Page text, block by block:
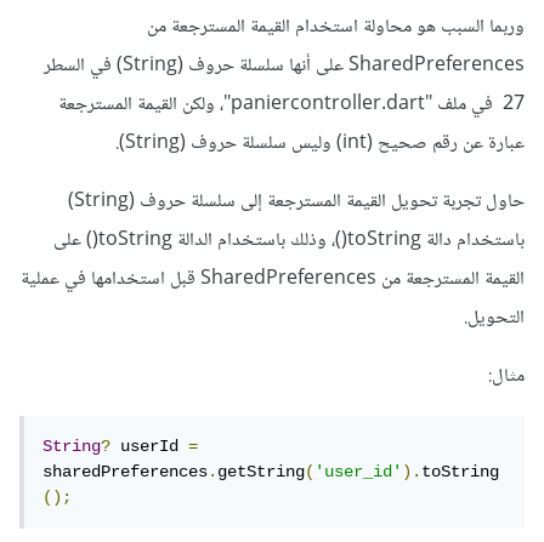
وربما السبب هو محاولة استخدام القيمة المسترجعة من
SharedPreferences على أنها سلسلة حروف (String) في السطر
27 في ملف "paniercontroller.dart"، ولكن القيمة المسترجعة
عبارة عن رقم صحيح (int) وليس سلسلة حروف (String).
حاول تجربة تحويل القيمة المسترجعة إلى سلسلة حروف (String)
باستخدام دالة toString()، وذلك باستخدام الدالة toString() على
القيمة المسترجعة من SharedPreferences قبل استخدامها في عملية
التحويل.
مثال:
String? userId =
sharedPreferences.getString('user_id').toString
();